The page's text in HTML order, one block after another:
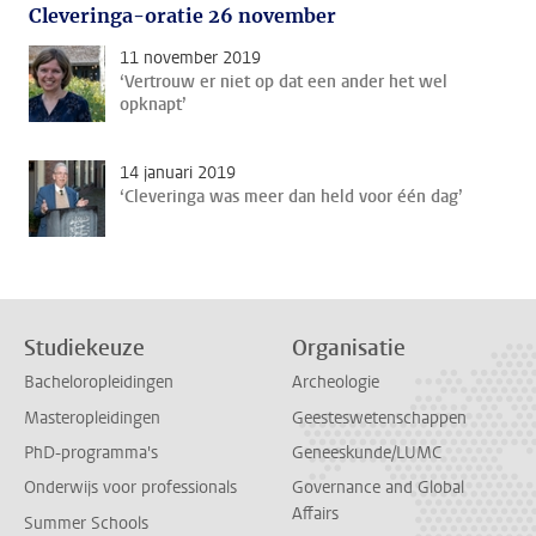
Cleveringa-oratie 26 november
11 november 2019
‘Vertrouw er niet op dat een ander het wel
opknapt’
14 januari 2019
‘Cleveringa was meer dan held voor één dag’
Studiekeuze
Bacheloropleidingen
Masteropleidingen
PhD-programma's
Onderwijs voor professionals
Summer Schools
Organisatie
Archeologie
Geesteswetenschappen
Geneeskunde/LUMC
Governance and Global
Affairs